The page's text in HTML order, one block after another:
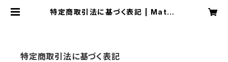
特定商取引法に基づく表記 | MateS
特定商取引法に基づく表記